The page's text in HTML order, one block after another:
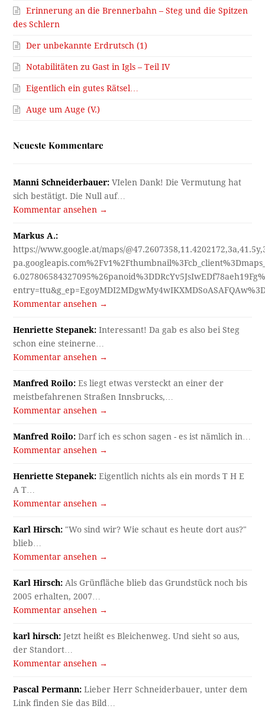
Erinnerung an die Brennerbahn – Steg und die Spitzen
des Schlern
Der unbekannte Erdrutsch (1)
Notabilitäten zu Gast in Igls – Teil IV
Eigentlich ein gutes Rätsel…
Auge um Auge (V.)
Neueste Kommentare
Manni Schneiderbauer: VIelen Dank! Die Vermutung hat
sich bestätigt. Die Null auf…
Kommentar ansehen →
Markus A.:
https://www.google.at/maps/
Kommentar ansehen →
Henriette Stepanek: Interessant! Da gab es also bei Steg
schon eine steinerne…
Kommentar ansehen →
Manfred Roilo: Es liegt etwas versteckt an einer der
meistbefahrenen Straßen Innsbrucks,…
Kommentar ansehen →
Manfred Roilo: Darf ich es schon sagen - es ist nämlich in…
Kommentar ansehen →
Henriette Stepanek: Eigentlich nichts als ein mords T H E
A T…
Kommentar ansehen →
Karl Hirsch: "Wo sind wir? Wie schaut es heute dort aus?"
blieb…
Kommentar ansehen →
Karl Hirsch: Als Grünfläche blieb das Grundstück noch bis
2005 erhalten, 2007…
Kommentar ansehen →
karl hirsch: Jetzt heißt es Bleichenweg. Und sieht so aus,
der Standort…
Kommentar ansehen →
Pascal Permann: Lieber Herr Schneiderbauer, unter dem
Link finden Sie das Bild…